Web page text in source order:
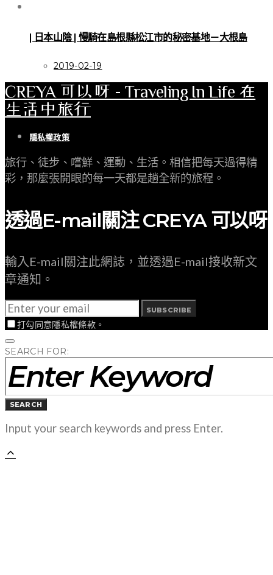
| 日本山陰 | 慢騎在島根縣松江市的秘密基地－大根島
2019-02-19
CREYA 可以呀 - Traveling In Life 在
生活中旅行
隱私權政策
旅行、徒步、嚐鮮、運動、生活。相信把每天過得精
彩，那麼張開眼的每一天都是趟全新的旅程。
透過E-mail關注 CREYA 可以呀
輸入E-mail關注此網誌，並透過E-mail接收新文
章通知。
SUBSCRIBE
打勾同意隱私權條款。
SEARCH FOR:
SEARCH
Input your search keywords and press Enter.